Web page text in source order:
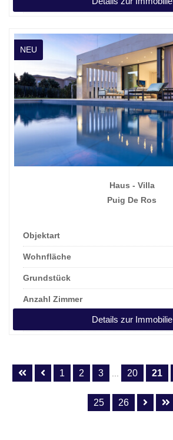
NEU
Haus - Villa
Puig De Ros
Objektart
Wohnfläche
Grundstück
Anzahl Zimmer
Details zur Immobilie
1 2 3 20 21
25 26